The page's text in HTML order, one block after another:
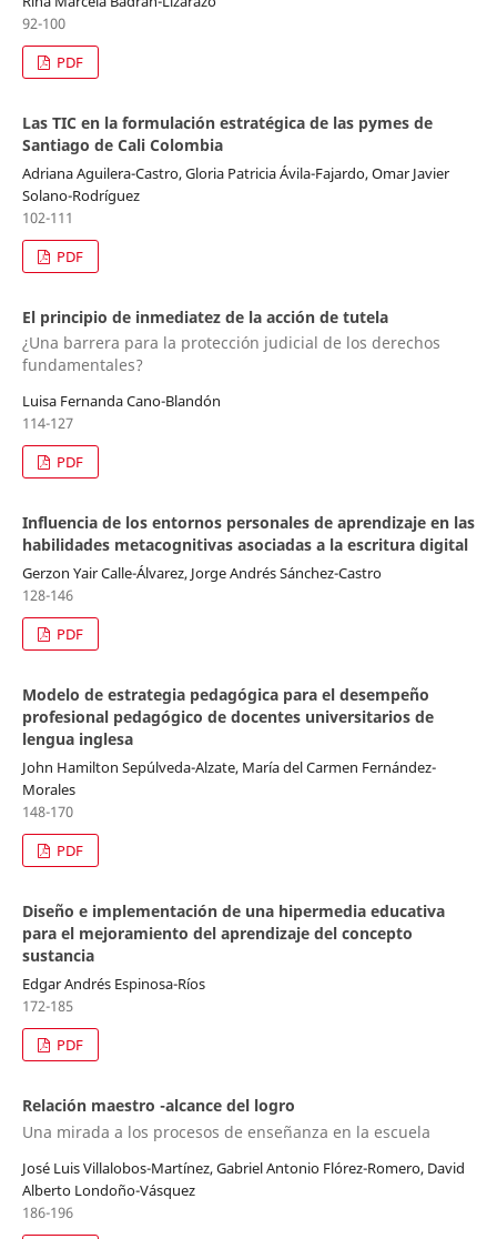
92-100
PDF
Las TIC en la formulación estratégica de las pymes de
Santiago de Cali Colombia
Adriana Aguilera-Castro, Gloria Patricia Ávila-Fajardo, Omar Javier
Solano-Rodríguez
102-111
PDF
El principio de inmediatez de la acción de tutela
¿Una barrera para la protección judicial de los derechos
fundamentales?
Luisa Fernanda Cano-Blandón
114-127
PDF
Influencia de los entornos personales de aprendizaje en las
habilidades metacognitivas asociadas a la escritura digital
Gerzon Yair Calle-Álvarez, Jorge Andrés Sánchez-Castro
128-146
PDF
Modelo de estrategia pedagógica para el desempeño
profesional pedagógico de docentes universitarios de
lengua inglesa
John Hamilton Sepúlveda-Alzate, María del Carmen Fernández-
Morales
148-170
PDF
Diseño e implementación de una hipermedia educativa
para el mejoramiento del aprendizaje del concepto
sustancia
Edgar Andrés Espinosa-Ríos
172-185
PDF
Relación maestro -alcance del logro
Una mirada a los procesos de enseñanza en la escuela
José Luis Villalobos-Martínez, Gabriel Antonio Flórez-Romero, David
Alberto Londoño-Vásquez
186-196